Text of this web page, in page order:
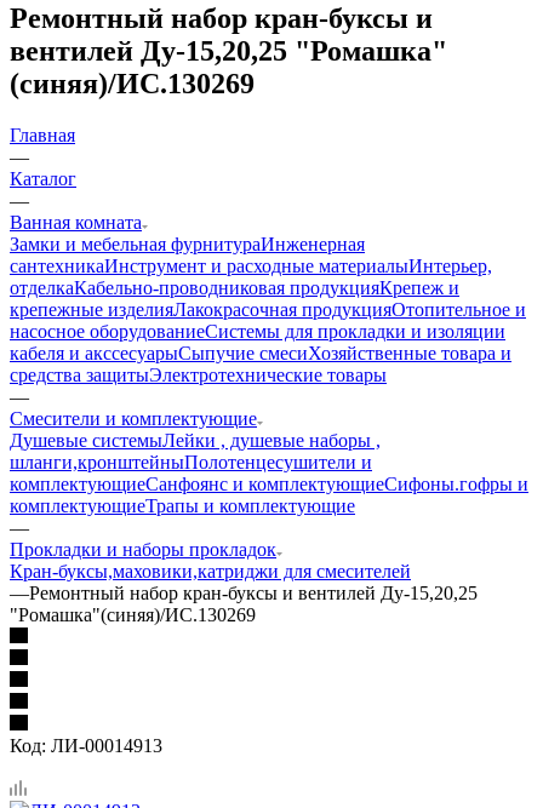
Ремонтный набор кран-буксы и
вентилей Ду-15,20,25 "Ромашка"
(синяя)/ИС.130269
Главная
—
Каталог
—
Ванная комната
Замки и мебельная фурнитураИнженерная
сантехникаИнструмент и расходные материалыИнтерьер,
отделкаКабельно-проводниковая продукцияКрепеж и
крепежные изделияЛакокрасочная продукцияОтопительное и
насосное оборудованиеСистемы для прокладки и изоляции
кабеля и акссесуарыСыпучие смесиХозяйственные товара и
средства защитыЭлектротехнические товары
—
Смесители и комплектующие
Душевые системыЛейки , душевые наборы ,
шланги,кронштейныПолотенцесушители и
комплектующиеСанфоянс и комплектующиеСифоны.гофры и
комплектующиеТрапы и комплектующие
—
Прокладки и наборы прокладок
Кран-буксы,маховики,катриджи для смесителей
—Ремонтный набор кран-буксы и вентилей Ду-15,20,25
"Ромашка"(синяя)/ИС.130269
Код: ЛИ-00014913